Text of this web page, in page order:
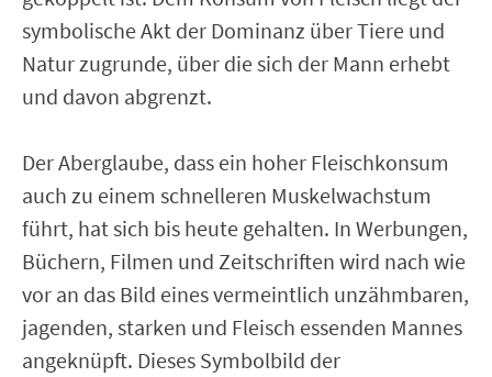
symbolische Akt der Dominanz über Tiere und
Natur zugrunde, über die sich der Mann erhebt
und davon abgrenzt.
Der Aberglaube, dass ein hoher Fleischkonsum
auch zu einem schnelleren Muskelwachstum
führt, hat sich bis heute gehalten. In Werbungen,
Büchern, Filmen und Zeitschriften wird nach wie
vor an das Bild eines vermeintlich unzähmbaren,
jagenden, starken und Fleisch essenden Mannes
angeknüpft. Dieses Symbolbild der